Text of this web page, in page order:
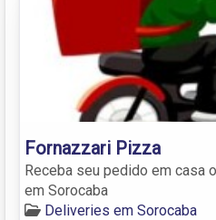
Fornazzari Pizza
Receba seu pedido em casa
em Sorocaba
Deliveries em Sorocaba